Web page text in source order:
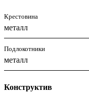
Крестовина
металл
Подлокотники
металл
Конструктив